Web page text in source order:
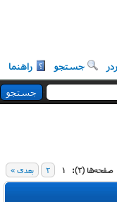
جستجو راهنما
صفحه‌ها (2): بعدی »